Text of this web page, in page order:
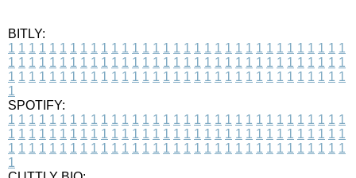
BITLY:
1 1 1 1 1 1 1 1 1 1 1 1 1 1 1 1 1 1 1 1 1 1 1 1 1 1 1 1 1 1 1 1 1
1 1 1 1 1 1 1 1 1 1 1 1 1 1 1 1 1 1 1 1 1 1 1 1 1 1 1 1 1 1 1 1 1
1 1 1 1 1 1 1 1 1 1 1 1 1 1 1 1 1 1 1 1 1 1 1 1 1 1 1 1 1 1 1 1 1
1
SPOTIFY:
1 1 1 1 1 1 1 1 1 1 1 1 1 1 1 1 1 1 1 1 1 1 1 1 1 1 1 1 1 1 1 1 1
1 1 1 1 1 1 1 1 1 1 1 1 1 1 1 1 1 1 1 1 1 1 1 1 1 1 1 1 1 1 1 1 1
1 1 1 1 1 1 1 1 1 1 1 1 1 1 1 1 1 1 1 1 1 1 1 1 1 1 1 1 1 1 1 1 1
1